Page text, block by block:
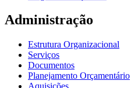
Administração
Estrutura Organizacional
Serviços
Documentos
Planejamento Orçamentário